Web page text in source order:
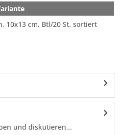
10x13 cm, Btl/20 St. sortiert
und diskutieren...